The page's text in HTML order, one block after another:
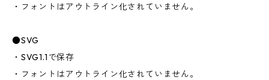
・フォントはアウトライン化されていません。
●SVG
・SVG1.1で保存
・フォントはアウトライン化されていません。